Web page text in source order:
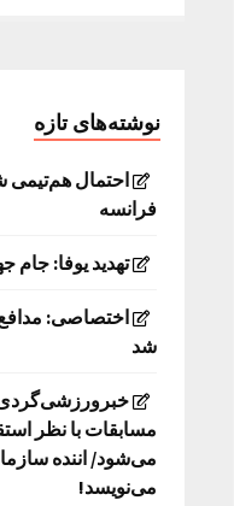
نوشته‌های تازه
احتمال
فرانسه
تهدید یوفا: جام
اختصاصی:
شد
مسابقات با نظر
می‌شود/ اننده
می‌نویسد!